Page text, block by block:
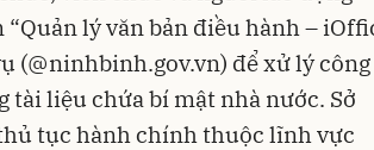
lý văn bản điều hành –
(@ninhbinh.gov.vn) để xử lý công
liệu chứa bí mật nhà nước. Sở
tục hành chính thuộc lĩnh vực